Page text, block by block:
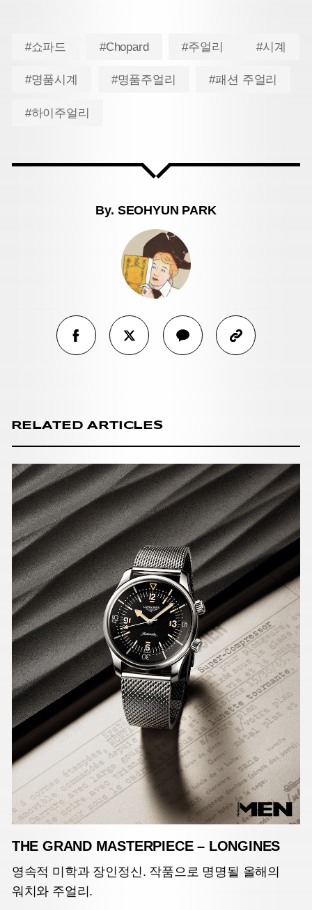
#쇼파드 #Chopard #주얼리 #시계
#명품시계 #명품주얼리 #패션 주얼리
#하이주얼리
By. SEOHYUN PARK
RELATED ARTICLES
THE GRAND MASTERPIECE – LONGINES
영속적 미학과 장인정신. 작품으로 명명될 올해의
워치와 주얼리.